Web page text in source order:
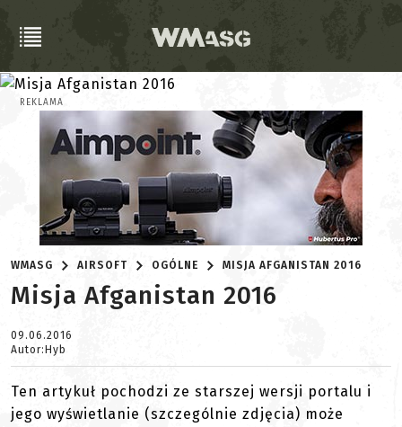
REKLAMA
WMASG AIRSOFT OGÓLNE MISJA AFGANISTAN 2016
Misja Afganistan 2016
09.06.2016
Autor:Hyb
Ten artykuł pochodzi ze starszej wersji portalu i
jego wyświetlanie (szczególnie zdjęcia) może